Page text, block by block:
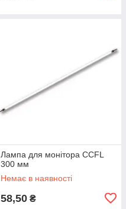
Лампа для монітора CCFL
300 мм
Немає в наявності
58,50 ₴